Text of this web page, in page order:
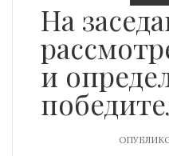
На
и